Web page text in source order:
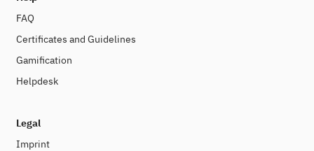
FAQ
Certificates and Guidelines
Gamification
Helpdesk
Legal
Imprint